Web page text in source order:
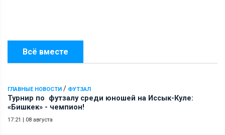
Всё вместе
ГЛАВНЫЕ НОВОСТИ / ФУТЗАЛ
Турнир по футзалу среди юношей на Иссык-Куле:
«Бишкек» - чемпион!
17:21 | 08 августа